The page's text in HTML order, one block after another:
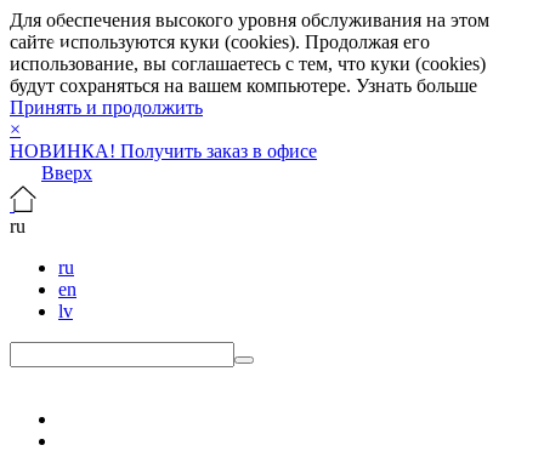
Для обеспечения высокого уровня обслуживания на этом
сайте используются куки (cookies). Продолжая его
использование, вы соглашаетесь с тем, что куки (cookies)
будут сохраняться на вашем компьютере. Узнать больше
Принять и продолжить
×
НОВИНКА! Получить заказ в офисе
Вверх
ru
ru
en
lv